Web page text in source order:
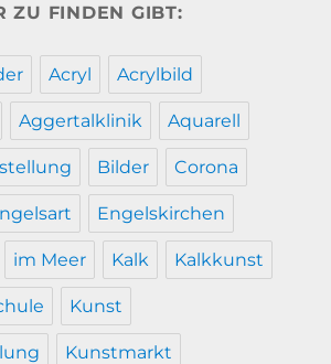
ZU FINDEN GIBT:
Acryl Acrylbild
Aggertalklinik Aquarell
Bilder Corona
Engelskirchen
im Meer Kalk Kalkkunst
Kunst
Kunstmarkt